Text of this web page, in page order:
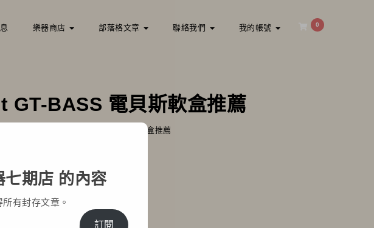
0
樂器商店 部落格文章 聯絡我們 我的帳號
GT-BASS 電貝斯軟盒推薦
盾：Gator Transit GT-BASS 電貝斯軟盒推薦
七期店 的內容
有封存文章。
訂閱